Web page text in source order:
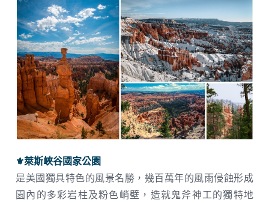
⚜︎萊斯峽谷國家公園
是美國獨具特色的風景名勝，幾百萬年的風雨侵蝕形成
園內的多彩岩柱及粉色峭壁，造就鬼斧神工的獨特地